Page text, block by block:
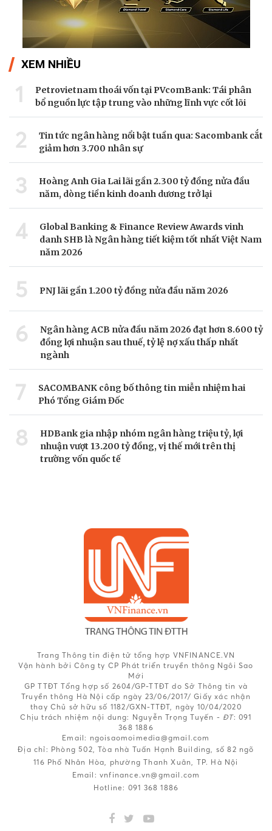
XEM NHIỀU
1
Petrovietnam thoái vốn tại PVcomBank: Tái phân
bổ nguồn lực tập trung vào những lĩnh vực cốt lõi
2
Tin tức ngân hàng nổi bật tuần qua: Sacombank cắt
giảm hơn 3.700 nhân sự
3
Hoàng Anh Gia Lai lãi gần 2.300 tỷ đồng nửa đầu
năm, dòng tiền kinh doanh dương trở lại
4
Global Banking & Finance Review Awards vinh
danh SHB là Ngân hàng tiết kiệm tốt nhất Việt Nam
năm 2026
5 PNJ lãi gần 1.200 tỷ đồng nửa đầu năm 2026
6
Ngân hàng ACB nửa đầu năm 2026 đạt hơn 8.600 tỷ
đồng lợi nhuận sau thuế, tỷ lệ nợ xấu thấp nhất
ngành
7
SACOMBANK công bố thông tin miễn nhiệm hai
Phó Tổng Giám Đốc
8
HDBank gia nhập nhóm ngân hàng triệu tỷ, lợi
nhuận vượt 13.200 tỷ đồng, vị thế mới trên thị
trường vốn quốc tế
Trang Thông tin điện tử tổng hợp VNFINANCE.VN
Vận hành bởi Công ty CP Phát triển truyền thông Ngôi Sao
Mới
GP TTĐT Tổng hợp số 2604/GP-TTĐT do Sở Thông tin và
Truyền thông Hà Nội cấp ngày 23/06/2017/ Giấy xác nhận
thay Chủ sở hữu số 1182/GXN-TTĐT, ngày 10/04/2020
Chịu trách nhiệm nội dung: Nguyễn Trọng Tuyến - ĐT: 091
368 1886
Email: ngoisaomoimedia@gmail.com
Địa chỉ: Phòng 502, Tòa nhà Tuấn Hạnh Building, số 82 ngõ
116 Phố Nhân Hòa, phường Thanh Xuân, TP. Hà Nội
Email: vnfinance.vn@gmail.com
Hotline: 091 368 1886